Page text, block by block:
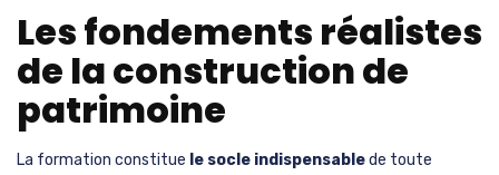
Les fondements réalistes
de la construction de
patrimoine
La formation constitue le socle indispensablede toute